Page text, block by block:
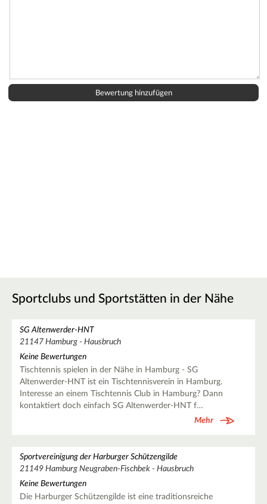
Sportclubs und Sportstätten in der Nähe
SG Altenwerder-HNT
21147 Hamburg - Hausbruch
Keine Bewertungen
Tischtennis spielen in der Nähe in Hamburg - SG
Altenwerder-HNT ist ein Tischtennisverein in Hamburg.
Interesse an einem Tischtennis Club in Hamburg? Dann
kontaktiert doch einfach SG Altenwerder-HNT f…
Mehr
Sportvereinigung der Harburger Schützengilde
21149 Hamburg Neugraben-Fischbek - Hausbruch
Keine Bewertungen
Die Harburger Schützengilde ist eine traditionsreiche